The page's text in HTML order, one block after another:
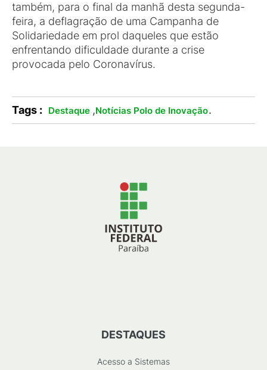
também, para o final da manhã desta segunda-
feira, a deflagração de uma Campanha de
Solidariedade em prol daqueles que estão
enfrentando dificuldade durante a crise
provocada pelo Coronavírus.
Tags : Destaque ,Notícias Polo de Inovação.
DESTAQUES
Acesso a Sistemas